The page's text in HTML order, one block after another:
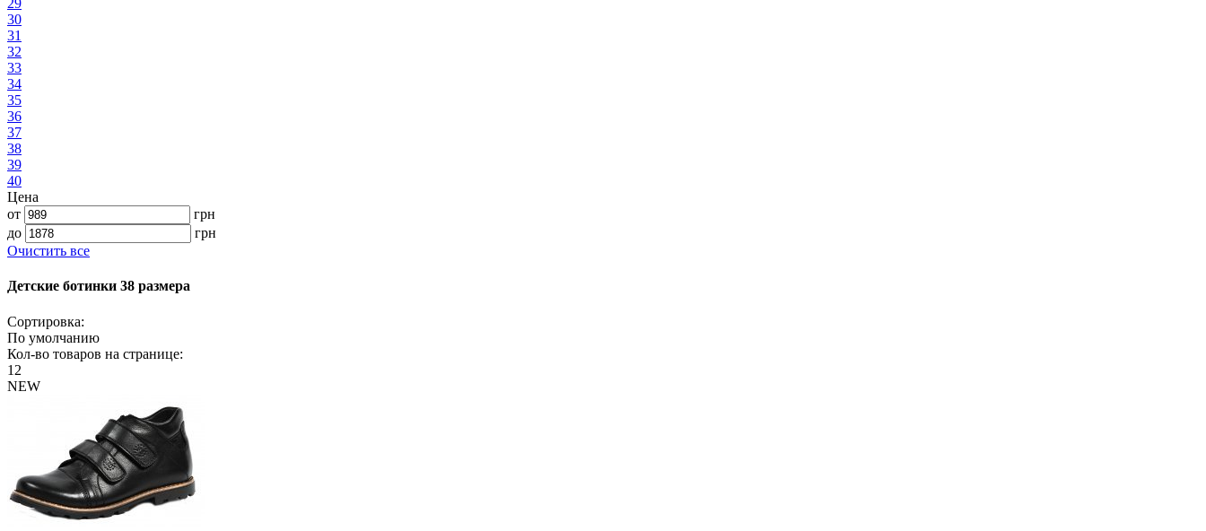
29
30
31
32
33
34
35
36
37
38
39
40
Цена
от
грн
до
грн
Очистить все
Детские ботинки 38 размера
Сортировка:
По умолчанию
Кол-во товаров на странице:
12
NEW